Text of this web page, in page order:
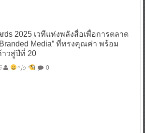
2025 เวทีแห่งพลังสื่อเพื่อการตลาด
Media” ที่ทรงคุณค่า พร้อม
าวสู่ปีที่ 20
^ jo ^ 0